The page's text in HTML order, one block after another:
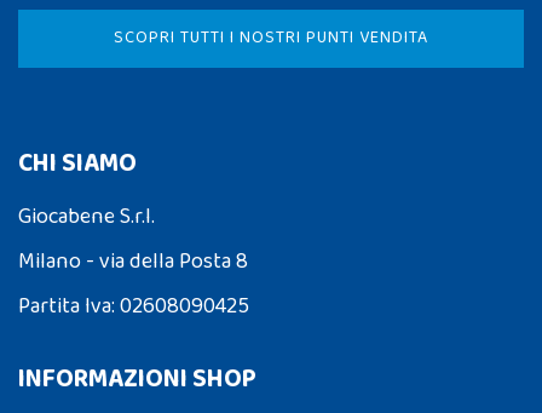
SCOPRI TUTTI I NOSTRI PUNTI VENDITA
CHI SIAMO
Giocabene S.r.l.
Milano - via della Posta 8
Partita Iva: 02608090425
INFORMAZIONI SHOP